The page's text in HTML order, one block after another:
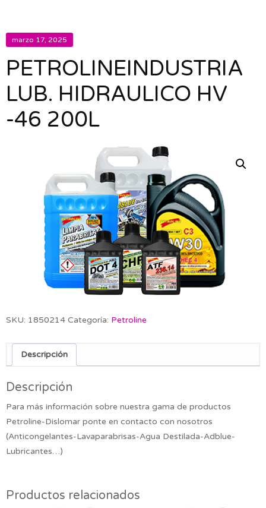
marzo 17, 2025
PETROLINEINDUSTRIA
LUB. HIDRAULICO HV
-46 200L
SKU: 1850214 Categoría: Petroline
Descripción
Descripción
Para más información sobre nuestra gama de productos
Petroline-Dislomar ponte en contacto con nosotros
(Anticongelantes-Lavaparabrisas-Agua Destilada-Adblue-
Lubricantes…)
Productos relacionados